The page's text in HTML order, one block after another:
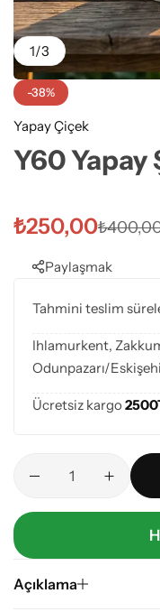
1/3
-38%
Yapay Çiçek
Y60
₺
₺250,00
Paylaşmak
Tahmini teslim
Ihlamurkent,
Odunpazarı/
Ücretsiz kargo
Açıklama